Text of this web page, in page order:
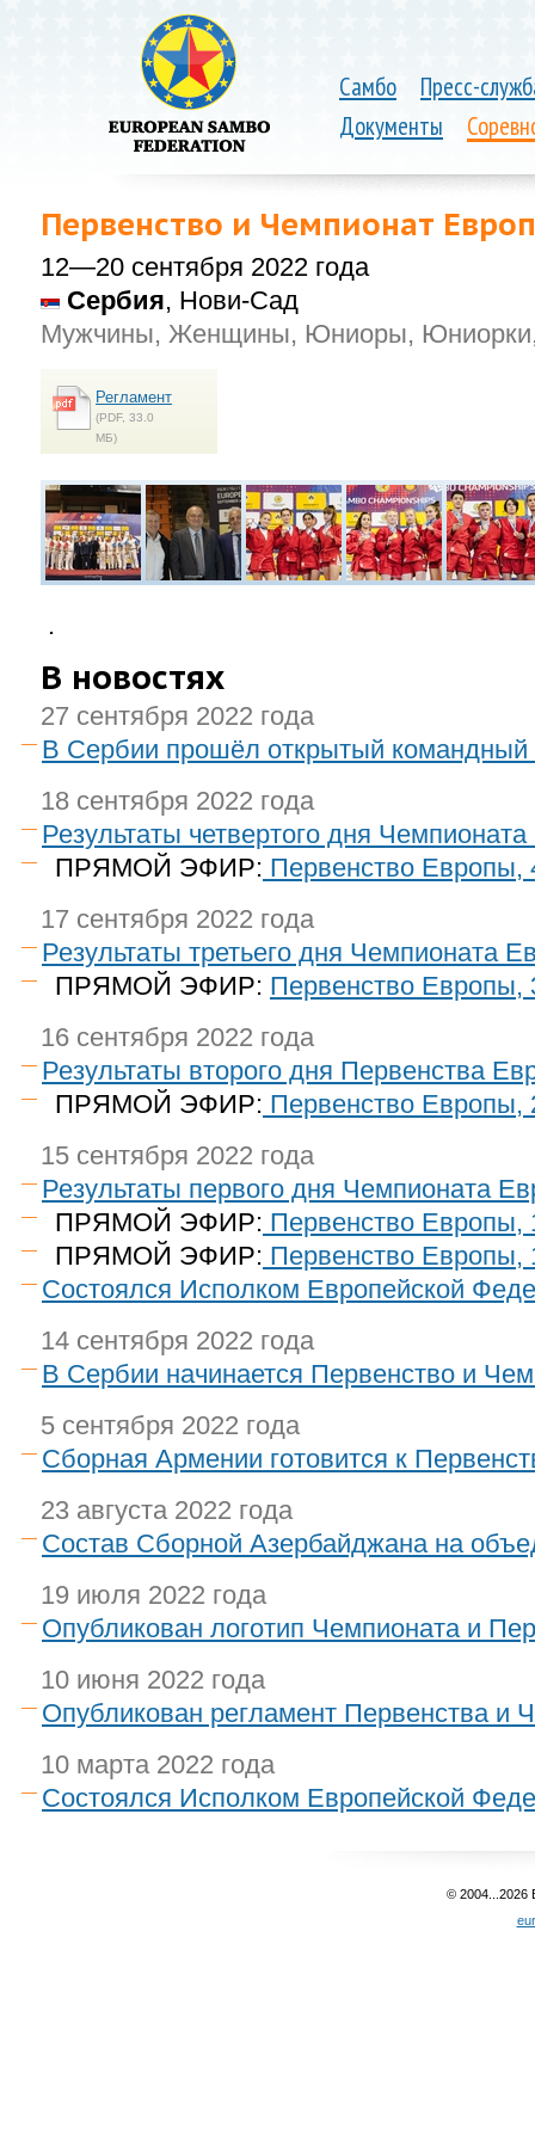
Самбо
Пресс-
Документы
Первенство и Чемпионат
12—20 сентября 2022 года
Сербия, Нови-Сад
Мужчины, Женщины, Юниоры,
Регламент
(PDF, 33.0
MБ)
.
В новостях
27 сентября 2022 года
В Сербии прошёл открытый командный
18 сентября 2022 года
Результаты четвертого дня
ПРЯМОЙ ЭФИР: Первенство Европы,
17 сентября 2022 года
Результаты третьего дня Чемпионата
ПРЯМОЙ ЭФИР: Первенство Европы,
16 сентября 2022 года
Результаты второго дня Первенства
ПРЯМОЙ ЭФИР: Первенство Европы,
15 сентября 2022 года
Результаты первого дня Чемпионата
ПРЯМОЙ ЭФИР: Первенство
ПРЯМОЙ ЭФИР: Первенство
Состоялся Исполком Европейской
14 сентября 2022 года
В Сербии начинается Первенство и
5 сентября 2022 года
Сборная Армении готовится к
23 августа 2022 года
Состав Сборной Азербайджана на
19 июля 2022 года
Опубликован логотип Чемпионата и
10 июня 2022 года
Опубликован регламент Первенства и
10 марта 2022 года
Состоялся Исполком Европейской
© 2004...2026